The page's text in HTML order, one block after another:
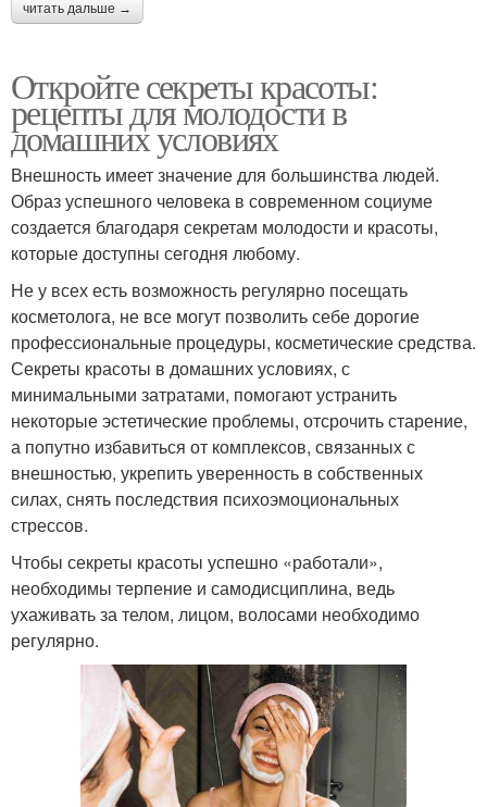
читать дальше →
Откройте секреты красоты:
рецепты для молодости в
домашних условиях
Внешность имеет значение для большинства людей.
Образ успешного человека в современном социуме
создается благодаря секретам молодости и красоты,
которые доступны сегодня любому.
Не у всех есть возможность регулярно посещать
косметолога, не все могут позволить себе дорогие
профессиональные процедуры, косметические средства.
Секреты красоты в домашних условиях, с
минимальными затратами, помогают устранить
некоторые эстетические проблемы, отсрочить старение,
а попутно избавиться от комплексов, связанных с
внешностью, укрепить уверенность в собственных
силах, снять последствия психоэмоциональных
стрессов.
Чтобы секреты красоты успешно «работали»,
необходимы терпение и самодисциплина, ведь
ухаживать за телом, лицом, волосами необходимо
регулярно.